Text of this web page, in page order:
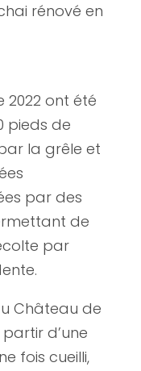
rénové en
2022 ont été
pieds de
la grêle et
par des
de
par
Château de
d’une
fois cueilli,